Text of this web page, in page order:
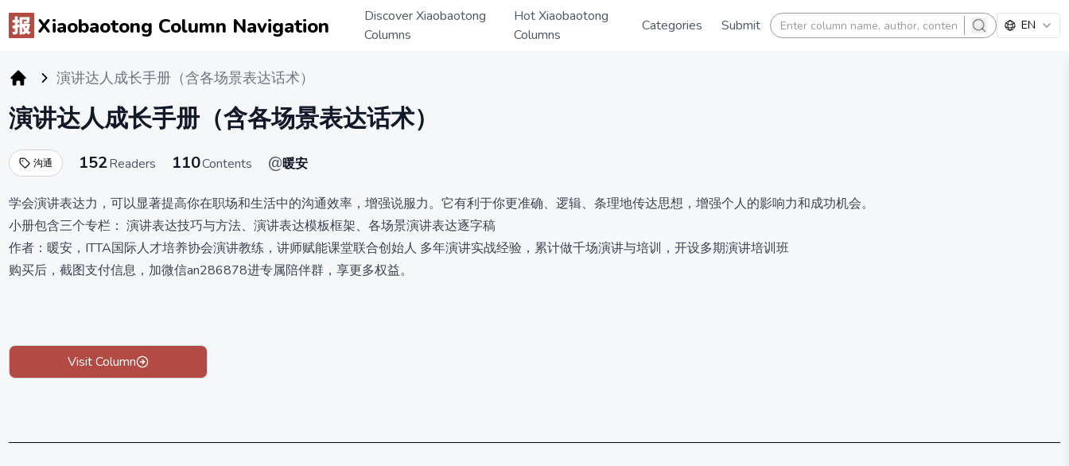
Xiaobaotong Column Navigation
Discover Xiaobaotong
Columns
Hot Xiaobaotong
Columns
Categories
Submit
search
EN
演讲达人成长手册（含各场景表达话术）
演讲达人成长手册（含各场景表达话术）
沟通 152Readers 110Contents @暖安
学会演讲表达力，可以显著提高你在职场和生活中的沟通效率，增强说服力。它有利于你更准确、逻辑、条理地传达思想，增强个人的影响力和成功机会。
小册包含三个专栏： 演讲表达技巧与方法、演讲表达模板框架、各场景演讲表达逐字稿
作者：暖安，ITTA国际人才培养协会演讲教练，讲师赋能课堂联合创始人 多年演讲实战经验，累计做千场演讲与培训，开设多期演讲培训班
购买后，截图支付信息，加微信an286878进专属陪伴群，享更多权益。
Visit Column